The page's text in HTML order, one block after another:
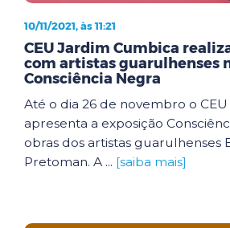
10/11/2021, às 11:21
CEU Jardim Cumbica
com artistas guarulhenses
Consciência Negra
Até o dia 26 de novembro o
apresenta a exposição
obras dos artistas guarulhenses
Pretoman. A ... [saiba mais]